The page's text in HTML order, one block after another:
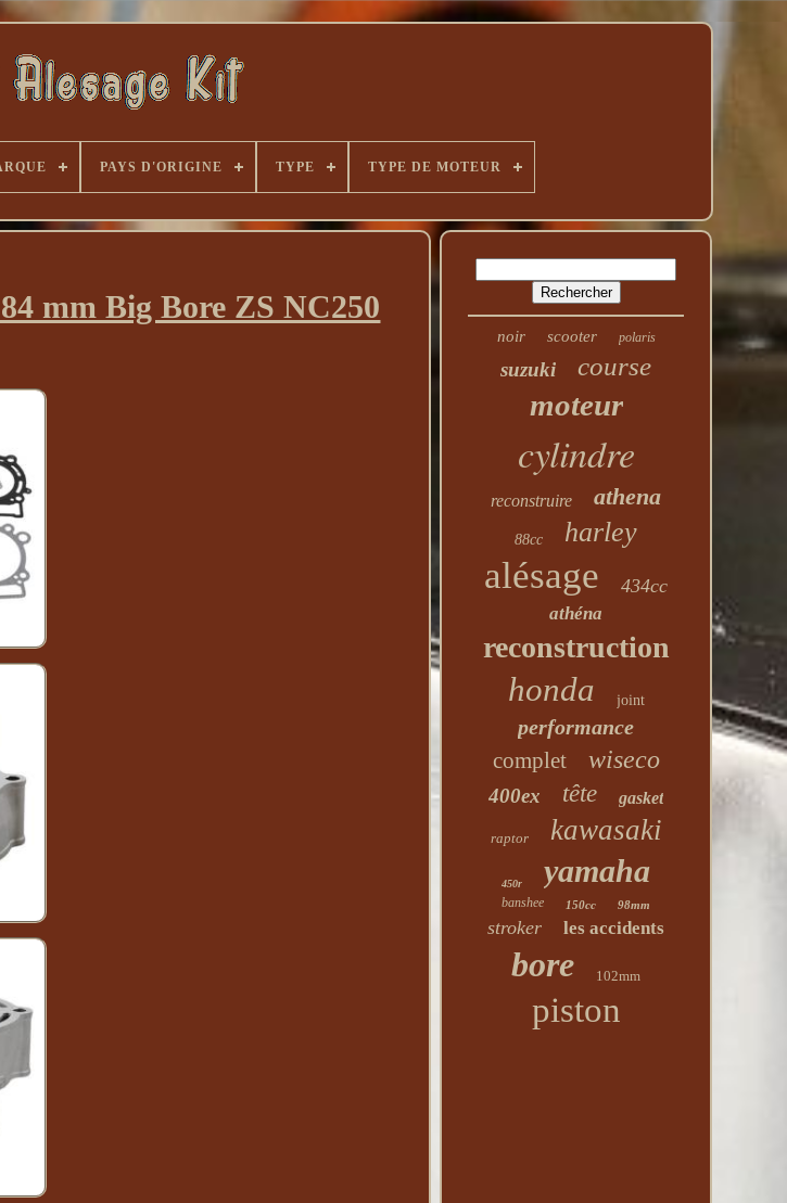
PAYS D'ORIGINE TYPE TYPE DE MOTEUR
mm Big Bore ZS NC250
noir scooter polaris
suzuki course
moteur
cylindre
reconstruire athena
88cc harley
alésage 434cc
athéna
reconstruction
honda joint
performance
complet wiseco
400ex tête gasket
raptor kawasaki
450r yamaha
banshee 150cc 98mm
stroker les accidents
bore 102mm
piston